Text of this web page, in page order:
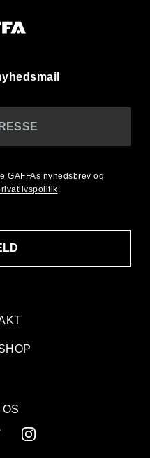
GAFFAs nyhedsbrev og
.